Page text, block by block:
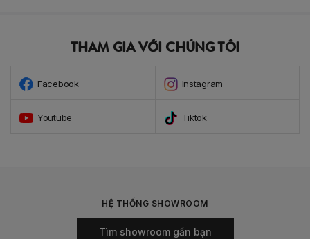
THAM GIA VỚI CHÚNG TÔI
Facebook Instagram
Youtube Tiktok
HỆ THỐNG SHOWROOM
Tìm showroom gần bạn